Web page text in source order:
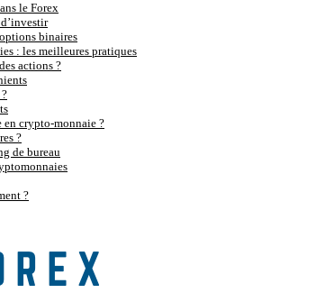
le Forex
binaires
: les meilleures pratiques
actions ?
crypto-monnaie ?
?
de bureau
?